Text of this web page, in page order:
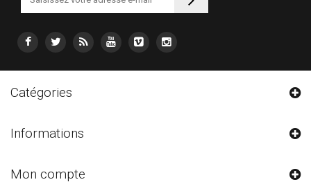
Catégories
Informations
Mon compte